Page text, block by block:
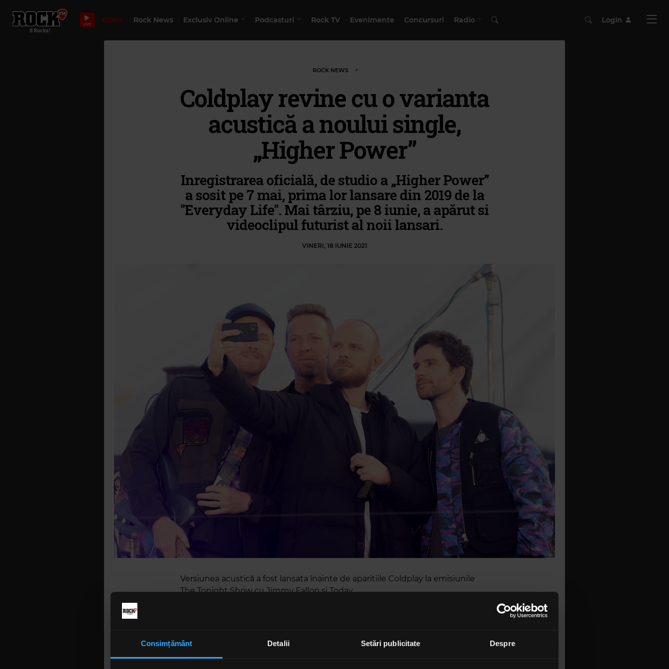
Consimțământ Detalii Setări publicitate Despre
LIVE Bilete Rock News Exclusiv Online Podcasturi Rock TV Evenimente Concursuri Radio Login
ROCK NEWS
Coldplay revine cu o varianta
acustică a noului single,
„Higher Power”
Inregistrarea oficială, de studio a „Higher Power”
a sosit pe 7 mai, prima lor lansare din 2019 de la
"Everyday Life". Mai târziu, pe 8 iunie, a apărut si
videoclipul futurist al noii lansari.
VINERI, 18 IUNIE 2021
Versiunea acustică a fost lansata înainte de aparitiile Coldplay la emisiunile
The Tonight Show cu Jimmy Fallon și Today.